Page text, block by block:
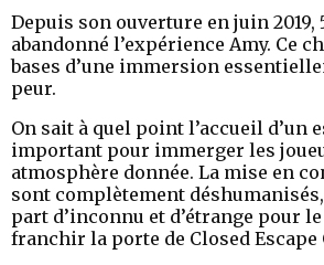
Depuis son ouverture en juin
abandonné l’expérience Amy. Ce
bases d’une immersion
peur.
On sait à quel point l’accueil d’un
important pour immerger les
atmosphère donnée. La mise en
sont complètement
part d’inconnu et d’étrange pour
franchir la porte de Closed Escape